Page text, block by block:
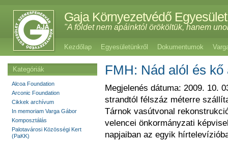
Gaja Környezetvédő Egyesület
"A földet nem apáinktól örököltük, hanem
Kezdőlap Egyesületünkről Dokumentumok
FMH: Nád alól és kő
Megjelenés dátuma: 2009. 10.
strandtól félszáz méterre
Tárnok vasútvonal
velencei önkormányzati
napjaiban az egyik
Kategóriák
Alcoa Foundation
Arconic Foundation
Cikkek archívum
In memoriam Varga Gábor
Komposztálás
Palotavárosi Közösségi Kert
(PaKK)